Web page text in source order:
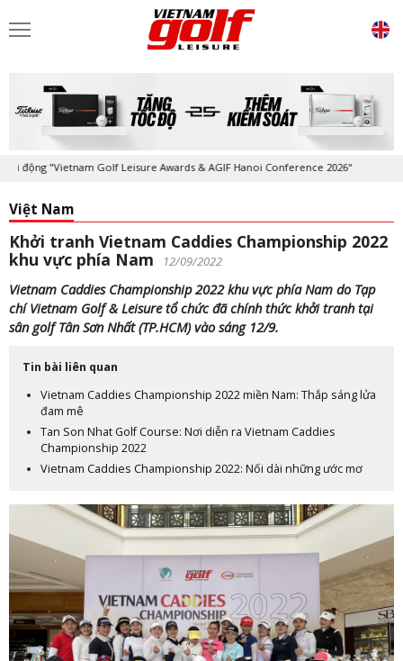
"Vietnam Golf Leisure Awards & AGIF Hanoi Conference 2026"
Việt Nam
Khởi tranh Vietnam Caddies Championship 2022
khu vực phía Nam
12/09/2022
Vietnam Caddies Championship 2022 khu vực phía Nam do Tạp
chí Vietnam Golf & Leisure tổ chức đã chính thức khởi tranh tại
sân golf Tân Sơn Nhất (TP.HCM) vào sáng 12/9.
Tin bài liên quan
Vietnam Caddies Championship 2022 miền Nam: Thắp sáng lửa
đam mê
Tan Son Nhat Golf Course: Nơi diễn ra Vietnam Caddies
Championship 2022
Vietnam Caddies Championship 2022: Nối dài những ước mơ